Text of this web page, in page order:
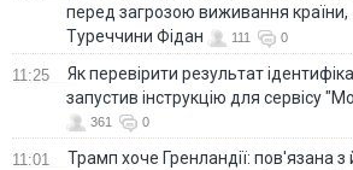
перед загрозою виживання
Туреччини Фідан
111 0
11:25
Як перевірити результат
запустив інструкцію для сервісу
361 0
11:01
Трамп хоче Гренландії: пов'язана